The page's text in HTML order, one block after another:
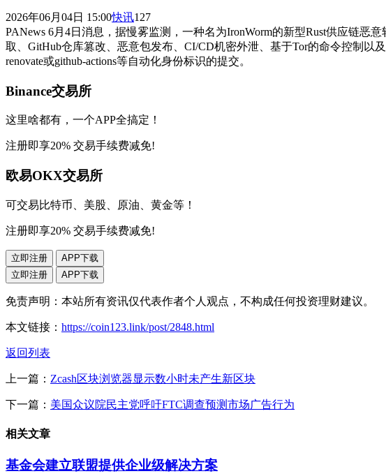
2026年06月04日 15:00快讯127
PANews 6月4日消息，据慢雾监测，一种名为IronWorm的新型Rust供应链恶
取、GitHub仓库篡改、恶意包发布、CI/CD机密外泄、基于Tor的命令控制以
renovate或github-actions等自动化身份标识的提交。
Binance交易所
这里啥都有，一个APP全搞定！
注册即享20% 交易手续费减免!
欧易OKX交易所
可交易比特币、美股、原油、黄金等！
注册即享20% 交易手续费减免!
立即注册
APP下载
立即注册
APP下载
免责声明：本站所有资讯仅代表作者个人观点，不构成任何投资理财建议。
本文链接： https://coin123.link/post/2848.html
返回列表
上一篇： Zcash区块浏览器显示数小时未产生新区块
下一篇： 美国众议院民主党呼吁FTC调查预测市场广告行为
相关文章
基金会建立联盟提供企业级解决方案